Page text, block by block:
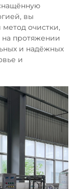
вы
очистки,
протяжении
и надёжных
и